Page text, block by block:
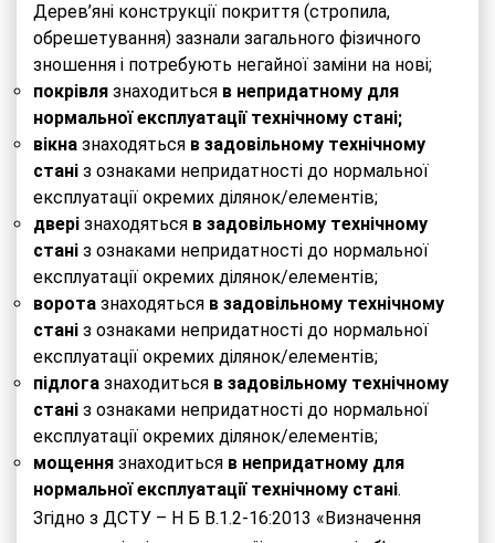
Дерев’яні конструкції покриття (стропила,
обрешетування) зазнали загального фізичного
зношення і потребують негайної заміни на нові;
покрівля знаходиться в непридатному для
нормальної експлуатації технічному стані;
вікна знаходяться в задовільному технічному
стані з ознаками непридатності до нормальної
експлуатації окремих ділянок/елементів;
двері знаходяться в задовільному технічному
стані з ознаками непридатності до нормальної
експлуатації окремих ділянок/елементів;
ворота знаходяться в задовільному технічному
стані з ознаками непридатності до нормальної
експлуатації окремих ділянок/елементів;
підлога знаходиться в задовільному технічному
стані з ознаками непридатності до нормальної
експлуатації окремих ділянок/елементів;
мощення знаходиться в непридатному для
нормальної експлуатації технічному стані.
Згідно з ДСТУ – Н Б В.1.2-16:2013 «Визначення